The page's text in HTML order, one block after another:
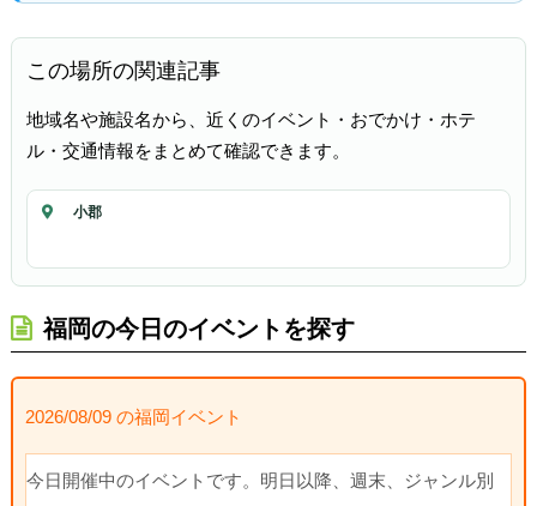
この場所の関連記事
地域名や施設名から、近くのイベント・おでかけ・ホテ
ル・交通情報をまとめて確認できます。
小郡
福岡の今日のイベントを探す
2026/08/09 の福岡イベント
今日開催中のイベントです。明日以降、週末、ジャンル別